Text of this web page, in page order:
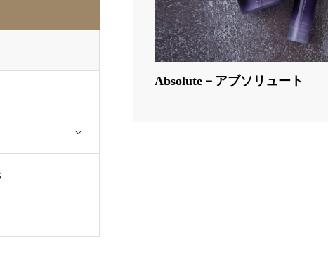
Absolute－アブソリュート